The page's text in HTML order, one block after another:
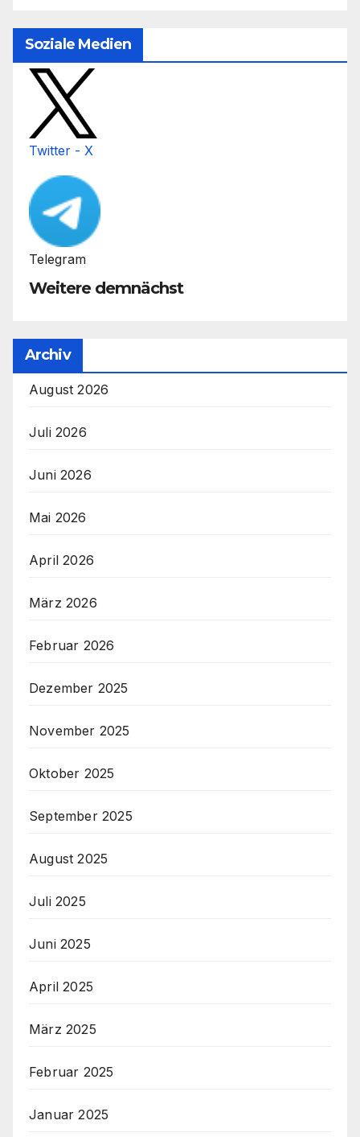
Soziale Medien
Twitter - X
Telegram
Weitere demnächst
Archiv
August 2026
Juli 2026
Juni 2026
Mai 2026
April 2026
März 2026
Februar 2026
Dezember 2025
November 2025
Oktober 2025
September 2025
August 2025
Juli 2025
Juni 2025
April 2025
März 2025
Februar 2025
Januar 2025